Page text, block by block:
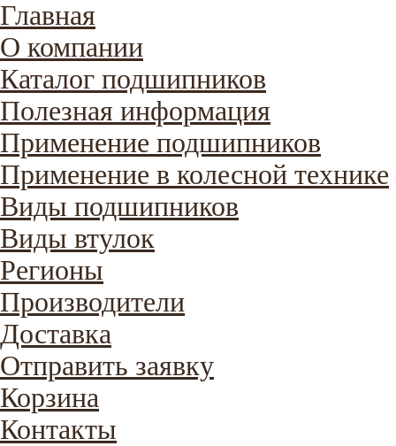
Главная
О компании
Каталог подшипников
Полезная информация
Применение подшипников
Применение в колесной технике
Виды подшипников
Виды втулок
Регионы
Производители
Доставка
Отправить заявку
Корзина
Контакты